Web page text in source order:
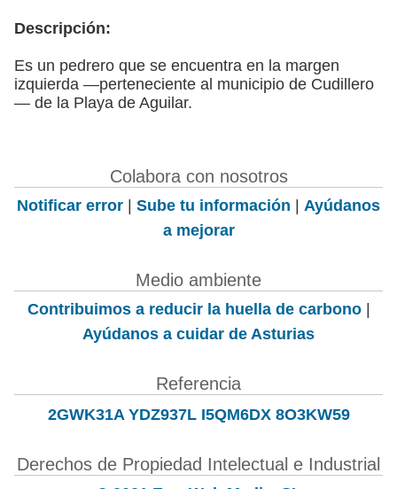
Descripción:
Es un pedrero que se encuentra en la margen
izquierda —perteneciente al municipio de Cudillero
— de la Playa de Aguilar.
Colabora con nosotros
Notificar error | Sube tu información | Ayúdanos
a mejorar
Medio ambiente
Contribuimos a reducir la huella de carbono|
Ayúdanos a cuidar de Asturias
Referencia
2GWK31A YDZ937L I5QM6DX 8O3KW59
Derechos de Propiedad Intelectual e Industrial